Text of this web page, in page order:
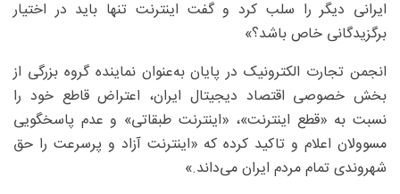
ایرانی دیگر را سلب کرد و گفت اینترنت تنها باید در اختیار
برگزیدگانی خاص باشد؟»
انجمن تجارت الکترونیک در پایان به‌عنوان نماینده گروه بزرگی از
بخش خصوصی اقتصاد دیجیتال ایران، اعتراض قاطع خود را
نسبت به «قطع اینترنت»، «اینترنت طبقاتی» و عدم پاسخگویی
مسوولان اعلام و تاکید کرده که «اینترنت آزاد و پرسرعت را حق
شهروندی تمام مردم ایران می‌داند.»